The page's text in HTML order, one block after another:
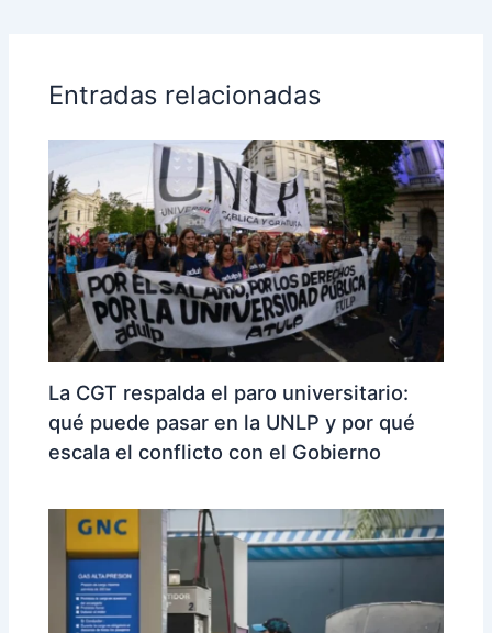
Entradas relacionadas
La CGT respalda el paro universitario:
qué puede pasar en la UNLP y por qué
escala el conflicto con el Gobierno